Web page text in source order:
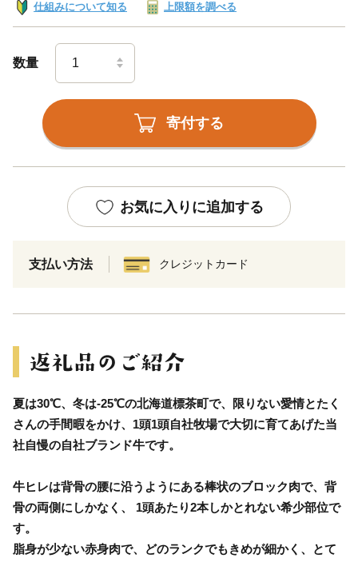
仕組みについて知る 上限額を調べる
数量
寄付する
お気に入りに追加する
支払い方法 クレジットカード
夏は30℃、冬は-25℃の北海道標茶町で、限りない愛情とたく
さんの手間暇をかけ、1頭1頭自社牧場で大切に育てあげた当
社自慢の自社ブランド牛です。
牛ヒレは背骨の腰に沿うようにある棒状のブロック肉で、背
骨の両側にしかなく、 1頭あたり2本しかとれない希少部位で
す。
脂身が少ない赤身肉で、どのランクでもきめが細かく、とて